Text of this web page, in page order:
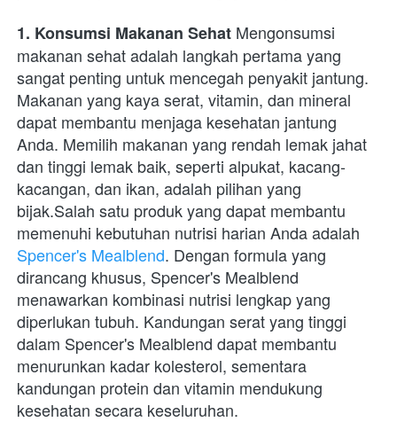
1. Konsumsi Makanan Sehat Mengonsumsi
makanan sehat adalah langkah pertama yang
sangat penting untuk mencegah penyakit jantung.
Makanan yang kaya serat, vitamin, dan mineral
dapat membantu menjaga kesehatan jantung
Anda. Memilih makanan yang rendah lemak jahat
dan tinggi lemak baik, seperti alpukat, kacang-
kacangan, dan ikan, adalah pilihan yang
bijak.Salah satu produk yang dapat membantu
Spencer's Mealblend. Dengan formula yang
dirancang khusus, Spencer's Mealblend
menawarkan kombinasi nutrisi lengkap yang
diperlukan tubuh. Kandungan serat yang tinggi
dalam Spencer's Mealblend dapat membantu
menurunkan kadar kolesterol, sementara
kandungan protein dan vitamin mendukung
kesehatan secara keseluruhan.